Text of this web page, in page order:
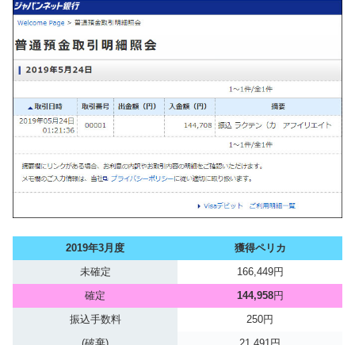
2019年3月度
獲得ペリカ
未確定
166,449円
確定
144,958円
振込手数料
250円